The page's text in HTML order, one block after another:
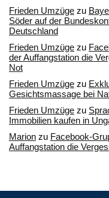
Frieden Umzüge zu
Söder auf der
Deutschland
Frieden Umzüge zu
der Auffangstation die
Not
Frieden Umzüge zu
Gesichtsmassage bei
Frieden Umzüge zu
Immobilien kaufen in
Marion zu Facebook-
Auffangstation die